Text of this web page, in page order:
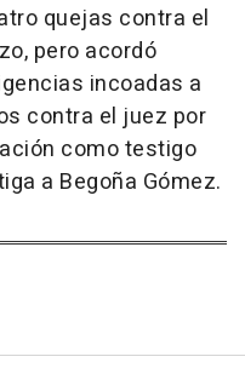
quejas contra el
pero acordó
incoadas a
contra el juez por
como testigo
a Begoña Gómez.